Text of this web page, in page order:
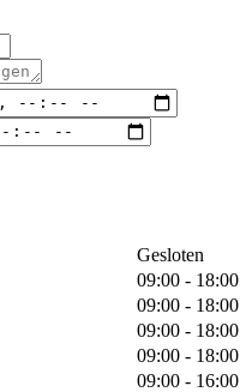
Gesloten
09:00 - 18:00
09:00 - 18:00
09:00 - 18:00
09:00 - 18:00
09:00 - 16:00